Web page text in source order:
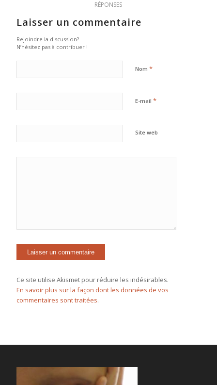
RÉPONSES
Laisser un commentaire
Rejoindre la discussion?
N’hésitez pas à contribuer !
Nom *
E-mail *
Site web
Ce site utilise Akismet pour réduire les indésirables.
En savoir plus sur la façon dont les données de vos
commentaires sont traitées.